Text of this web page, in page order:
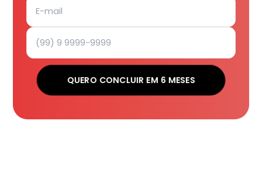
QUERO CONCLUIR EM 6 MESES